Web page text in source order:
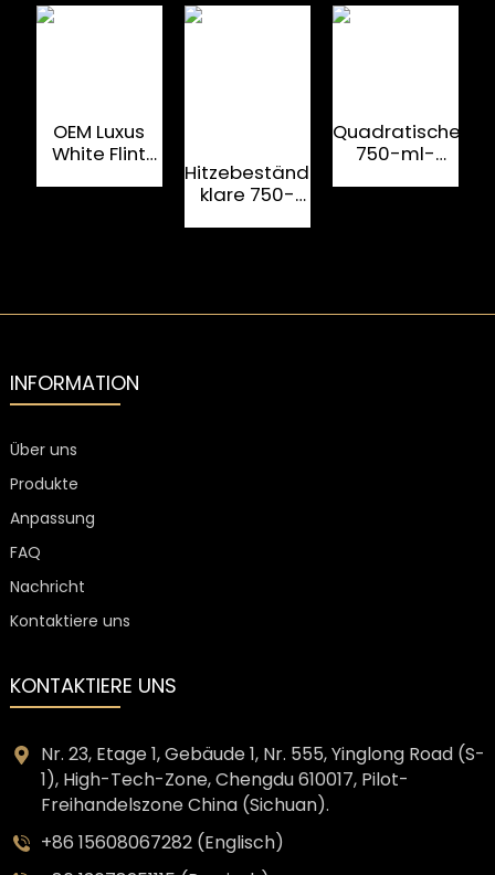
OEM Luxus
White Flint
Hitzebeständige,
klare 750-
Quadratische
750-ml-
INFORMATION
Über uns
Produkte
Anpassung
FAQ
Nachricht
Kontaktiere uns
KONTAKTIERE UNS
Nr. 23, Etage 1, Gebäude 1, Nr. 555, Yinglong Road (S-
1), High-Tech-Zone, Chengdu 610017, Pilot-
Freihandelszone China (Sichuan).
+86 15608067282 (Englisch)